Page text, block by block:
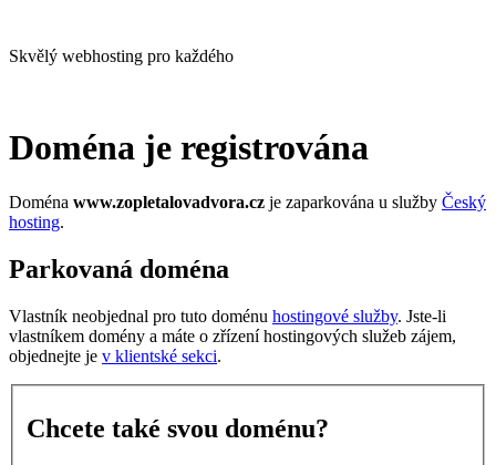
Skvělý webhosting pro každého
Doména je registrována
Doména www.zopletalovadvora.cz je zaparkována u služby Český
hosting.
Parkovaná doména
Vlastník neobjednal pro tuto doménu hostingové služby. Jste-li
vlastníkem domény a máte o zřízení hostingových služeb zájem,
objednejte je v klientské sekci.
Chcete také svou doménu?